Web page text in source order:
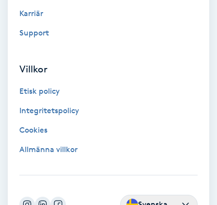
Fotsvamp
Fransborttagning
Karriär
Support
Villkor
Etisk policy
Integritetspolicy
Cookies
Allmänna villkor